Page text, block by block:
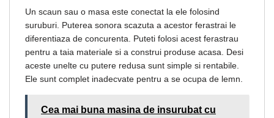
Un scaun sau o masa este conectat la ele folosind
suruburi. Puterea sonora scazuta a acestor ferastrai le
diferentiaza de concurenta. Puteti folosi acest ferastrau
pentru a taia materiale si a construi produse acasa. Desi
aceste unelte cu putere redusa sunt simple si rentabile.
Ele sunt complet inadecvate pentru a se ocupa de lemn.
Cea mai buna masina de insurubat cu